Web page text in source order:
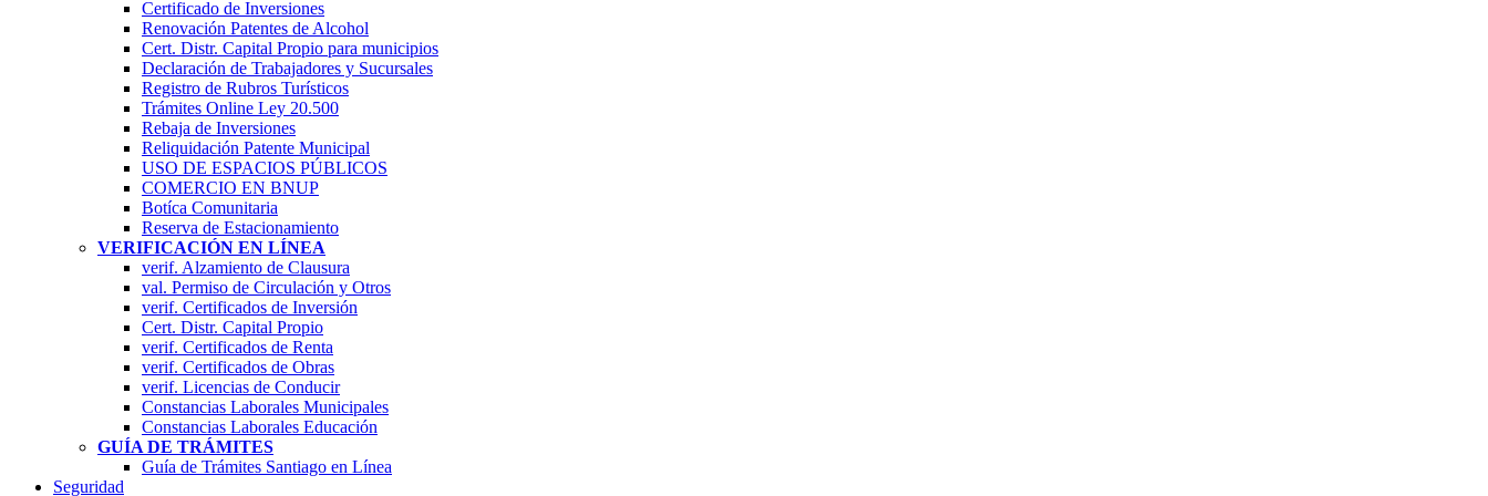
Certificado de Inversiones
Renovación Patentes de Alcohol
Cert. Distr. Capital Propio para municipios
Declaración de Trabajadores y Sucursales
Registro de Rubros Turí­sticos
Trámites Online Ley 20.500
Rebaja de Inversiones
Reliquidación Patente Municipal
USO DE ESPACIOS PÚBLICOS
COMERCIO EN BNUP
Botíca Comunitaria
Reserva de Estacionamiento
VERIFICACIÓN EN LÍNEA
verif. Alzamiento de Clausura
val. Permiso de Circulación y Otros
verif. Certificados de Inversión
Cert. Distr. Capital Propio
verif. Certificados de Renta
verif. Certificados de Obras
verif. Licencias de Conducir
Constancias Laborales Municipales
Constancias Laborales Educación
GUÍA DE TRÁMITES
Guía de Trámites Santiago en Línea
Seguridad